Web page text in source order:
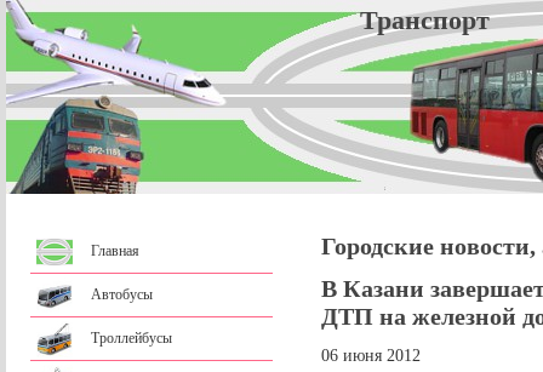
Главная
Автобусы
Троллейбусы
Городские
В Казани
ДТП на железной
06 июня 2012